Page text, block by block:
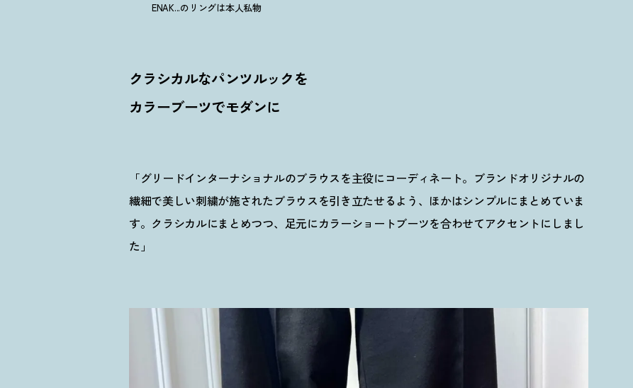
ENAK...のリングは本人私物
クラシカルなパンツルックを
カラーブーツでモダンに
「グリードインターナショナルのブラウスを主役にコーディネート。ブランドオリジナルの
繊細で美しい刺繍が施されたブラウスを引き立たせるよう、ほかはシンプルにまとめていま
す。クラシカルにまとめつつ、足元にカラーショートブーツを合わせてアクセントにしまし
た」